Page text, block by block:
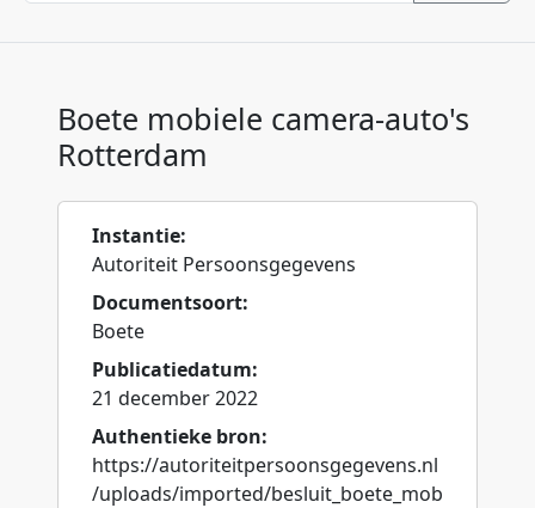
Boete mobiele camera-auto's
Rotterdam
Instantie:
Autoriteit Persoonsgegevens
Documentsoort:
Boete
Publicatiedatum:
21 december 2022
Authentieke bron:
https://autoriteitpersoonsgegevens.nl
/uploads/imported/besluit_boete_mob